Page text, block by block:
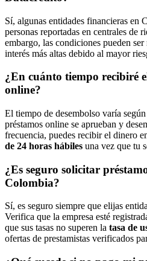
Sí, algunas entidades financieras en
personas reportadas en centrales de
embargo, las condiciones pueden ser
interés más altas debido al mayor
¿En cuánto tiempo recibiré
online?
El tiempo de desembolso varía
préstamos online se aprueban y
frecuencia, puedes recibir el dinero
de 24 horas hábiles una vez que tu
¿Es seguro solicitar
Colombia?
Sí, es seguro siempre que elijas
Verifica que la empresa esté
que sus tasas no superen la tasa de
ofertas de prestamistas verificados